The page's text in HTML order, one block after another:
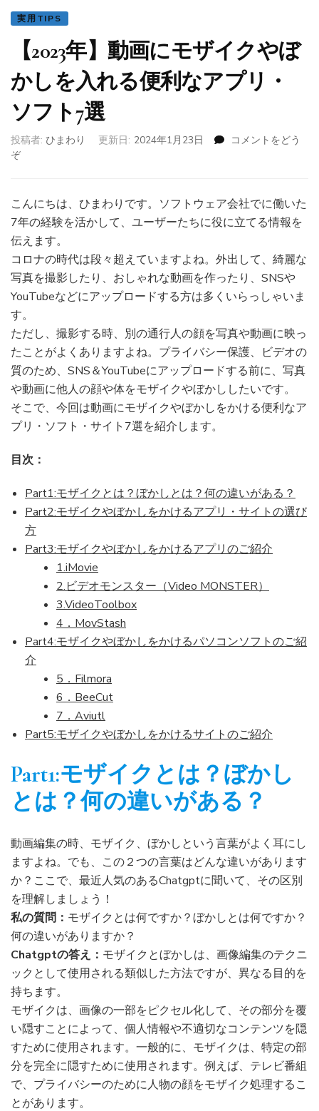
実用TIPS
【2023年】動画にモザイクやぼ
かしを入れる便利なアプリ・
ソフト7選
投稿者: ひまわり 更新日: 2024年1月23日
コメントをどう
ぞ
画
に
モ
ザ
イ
ク
や
か
し
を
入
れ
る
便
利
ア
ソ
フ
ト
7
こんにちは、ひまわりです。ソフトウェア会社でに働いた
7年の経験を活かして、ユーザーたちに役に立てる情報を
伝えます。
コロナの時代は段々超えていますよね。外出して、綺麗な
写真を撮影したり、おしゃれな動画を作ったり、SNSや
YouTubeなどにアップロードする方は多くいらっしゃいま
す。
ただし、撮影する時、別の通行人の顔を写真や動画に映っ
たことがよくありますよね。プライバシー保護、ビデオの
質のため、SNS＆YouTubeにアップロードする前に、写真
や動画に他人の顔や体をモザイクやぼかししたいです。
そこで、今回は動画にモザイクやぼかしをかける便利なア
プリ・ソフト・サイト7選を紹介します。
目次：
Part1:モザイクとは？ぼかしとは？何の違いがある？
Part2:モザイクやぼかしをかけるアプリ・サイトの選び
方
Part3:モザイクやぼかしをかけるアプリのご紹介
1.iMovie
2.ビデオモンスター（Video MONSTER）
3.VideoToolbox
4．MovStash
Part4:モザイクやぼかしをかけるパソコンソフトのご紹
介
5．Filmora
6．BeeCut
7．Aviutl
Part5:モザイクやぼかしをかけるサイトのご紹介
Part1:モザイクとは？ぼかし
とは？何の違いがある？
動画編集の時、モザイク、ぼかしという言葉がよく耳にし
ますよね。でも、この２つの言葉はどんな違いがあります
か？ここで、最近人気のあるChatgptに聞いて、その区別
を理解しましょう！
私の質問： モザイクとは何ですか？ぼかしとは何ですか？
何の違いがありますか？
Chatgptの答え： モザイクとぼかしは、画像編集のテクニ
ックとして使用される類似した方法ですが、異なる目的を
持ちます。
モザイクは、画像の一部をピクセル化して、その部分を覆
い隠すことによって、個人情報や不適切なコンテンツを隠
すために使用されます。一般的に、モザイクは、特定の部
分を完全に隠すために使用されます。例えば、テレビ番組
で、プライバシーのために人物の顔をモザイク処理するこ
とがあります。